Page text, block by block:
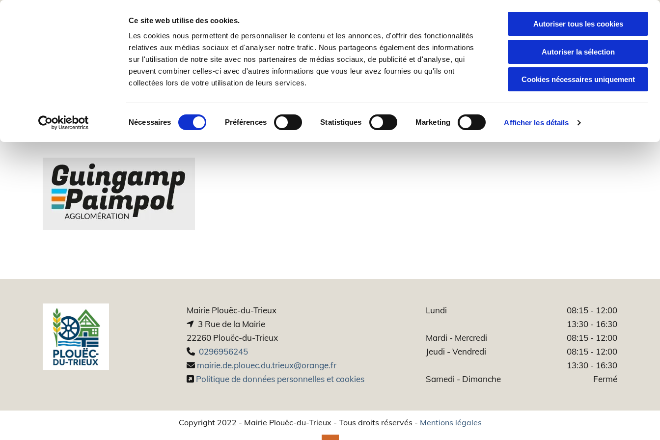
Ce site web utilise des cookies.
Les cookies nous permettent de personnaliser le contenu et les annonces, d'offrir des fonctionnalités
relatives aux médias sociaux et d'analyser notre trafic. Nous partageons également des informations
sur l'utilisation de notre site avec nos partenaires de médias sociaux, de publicité et d'analyse, qui
peuvent combiner celles-ci avec d'autres informations que vous leur avez fournies ou qu'ils ont
collectées lors de votre utilisation de leurs services.
du
Nécessaires Préférences Statistiques Marketing Afficher les détails
Autoriser tous les cookies
Autoriser la sélection
Cookies nécessaires uniquement
Toutes les actualités à venir sous la
Nous contacter Biodiversité Patrimoine communal et histoire
Randonnées Le mot du Maire Logement locatif social
Contacts utiles départ à la retraite
0296956245
Mairie Plouëc-du-Trieux
3 Rue de la Mairie
22260 Plouëc-du-Trieux
 0296956245
 mairie.de.plouec.du.trieux@orange.fr
 Politique de données personnelles et cookies
Lundi
08:15 - 12:00
13:30 - 16:30
Mardi - Mercredi
08:15 - 12:00
Jeudi - Vendredi
08:15 - 12:00
13:30 - 16:30
Samedi - Dimanche
Fermé
Copyright 2022 - Mairie Plouëc-du-Trieux - Tous droits réservés - Mentions légales